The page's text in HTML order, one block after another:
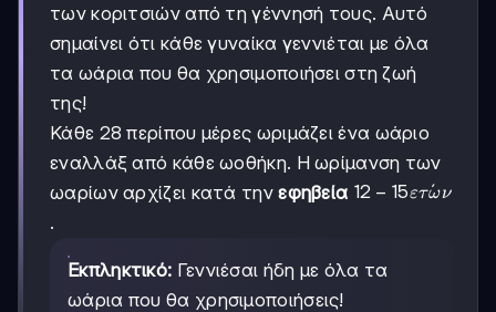
των κοριτσιών από τη γέννησή τους. Αυτό
σημαίνει ότι κάθε γυναίκα γεννιέται με όλα
τα ωάρια που θα χρησιμοποιήσει στη ζωή
της!
Κάθε 28 περίπου μέρες ωριμάζει ένα ωάριο
εναλλάξ από κάθε ωοθήκη. Η ωρίμανση των
ωαρίων αρχίζει κατά τηνεφηβεία 12-15
12 − 15ετω
ˊ ν
.
Εκπληκτικό: Γεννιέσαι ήδη με όλα τα
ωάρια που θα χρησιμοποιήσεις!